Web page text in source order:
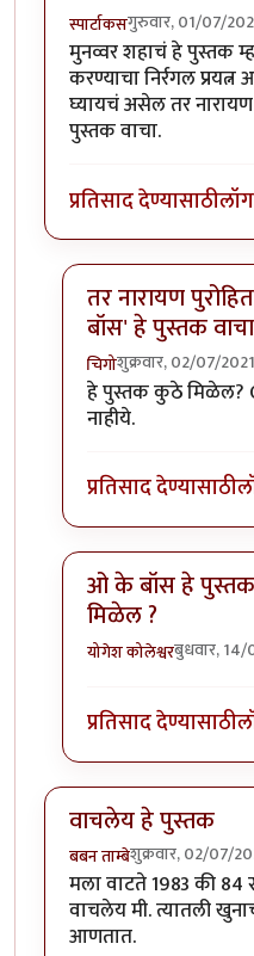
स्पार्टाकसगुरुवार, 01/07/
मुनव्वर शहाचं हे पुस्तक
करण्याचा निर्रगल
घ्यायचं असेल तर
पुस्तक वाचा.
प्रतिसाद देण्यासाठी
तर नारायण
बॉस' हे पुस्तक
चिगोशुक्रवार, 02/07/
In reply toस्व -
हे पुस्तक कुठे मिळेल?
नाहीये.
प्रतिसाद देण्यासाठी
ओ के बॉस हे
मिळेल ?
योगेश कोलेश्वरबुधवार, 14/
प्रतिसाद देण्यासाठी
वाचलेय हे पुस्तक
बबन ताम्बेशुक्रवार, 02/07/
मला वाटते 1983 की
वाचलेय मी. त्यातली
आणतात.